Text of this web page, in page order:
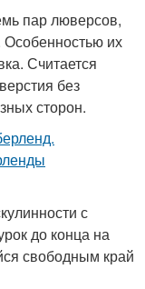
пар люверсов,
Особенностью их
Считается
без
сторон.
с
до конца на
свободным край